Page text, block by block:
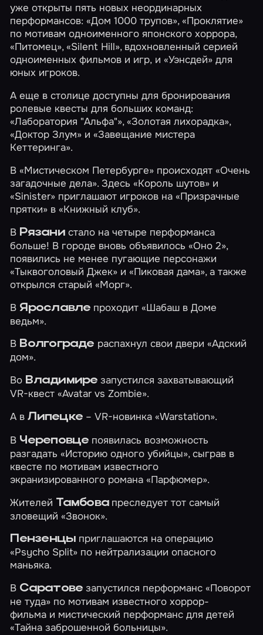
уже открыты пять новых неординарных
перформансов:«Дом 1000 трупов»,«Проклятие»
по мотивам одноименного японского хоррора,
«Питомец»,«Silent Hill», вдохновленный серией
одноименных фильмов и игр, и«Уэнсдей» для
юных игроков.
А еще в столице доступны для бронирования
ролевые квесты для больших команд:
«Лаборатория "Альфа"»,«Золотая лихорадка»,
«Доктор Злум» и«Завещание мистера
Кеттеринга».
В«Мистическом Петербурге» происходят«Очень
загадочные дела». Здесь«Король шутов» и
«Sinister» приглашают игроков на«Призрачные
прятки» в«Книжный клуб».
В Рязанистало на четыре перформанса
больше! В городе вновь объявилось«Оно 2»,
появились не менее пугающие персонажи
«Тыквоголовый Джек» и«Пиковая дама», а также
открылся старый«Морг».
ВЯрославле проходит«Шабаш в Доме
ведьм».
В Волгограде распахнул свои двери «Адский
дом».
Во Владимире запустился захватывающий
VR-квест«Avatar vs Zombie».
А вЛипецке– VR-новинка «Warstation».
В Череповце появилась возможность
разгадать«Историю одного убийцы», сыграв в
квесте по мотивам известного
экранизированного романа «Парфюмер».
Жителей Тамбова преследует тот самый
зловещий«Звонок».
Пензенцы приглашаются на операцию
«Psycho Split» по нейтрализации опасного
маньяка.
В Саратове запустился перформанс«Поворот
не туда» по мотивам известного хоррор-
фильма и мистический перформанс для детей
«Тайна заброшенной больницы».